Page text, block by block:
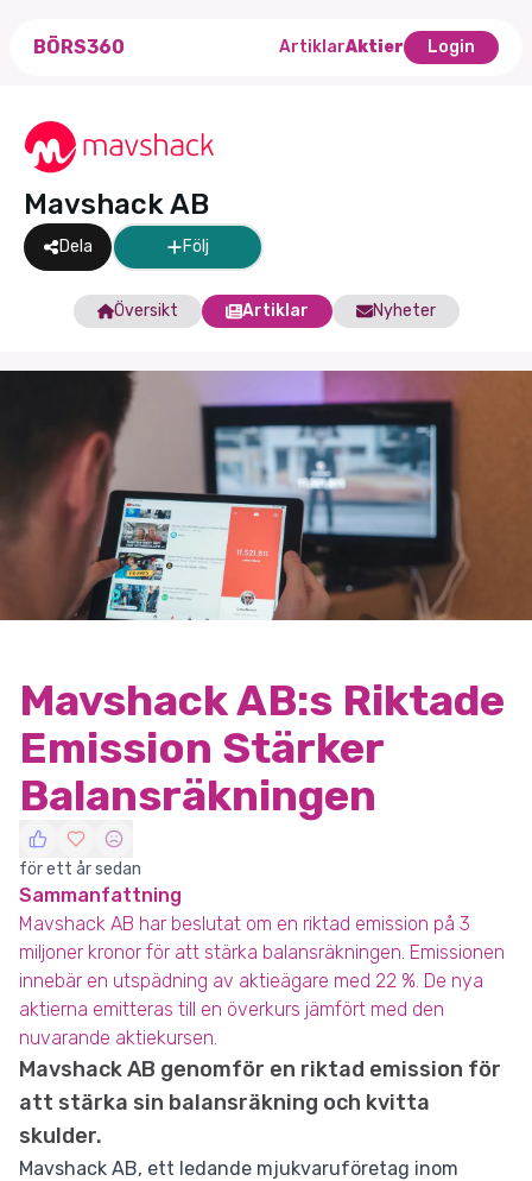
BÖRS360 ArtiklarAktier Login
Mavshack AB
Dela Följ
Översikt Artiklar Nyheter
Mavshack AB:s Riktade
Emission Stärker
Balansräkningen
för ett år sedan
Sammanfattning
Mavshack AB har beslutat om en riktad emission på 3
miljoner kronor för att stärka balansräkningen. Emissionen
innebär en utspädning av aktieägare med 22 %. De nya
aktierna emitteras till en överkurs jämfört med den
nuvarande aktiekursen.
Mavshack AB genomför en riktad emission för
att stärka sin balansräkning och kvitta
skulder.
Mavshack AB, ett ledande mjukvaruföretag inom